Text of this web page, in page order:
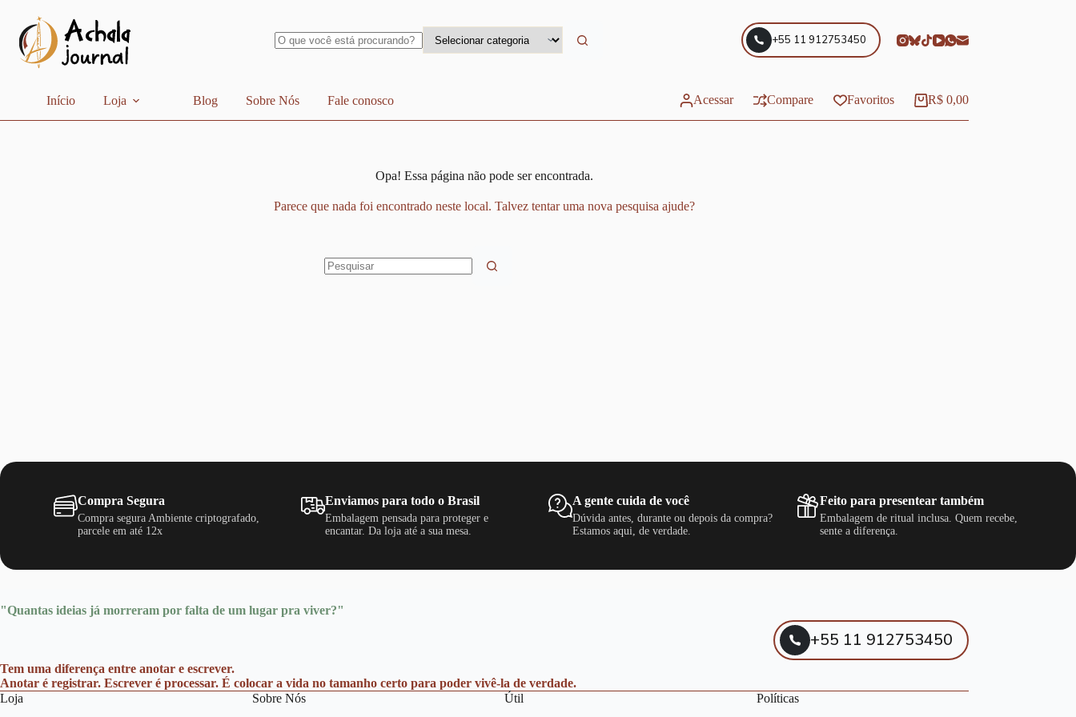
conteúdo
+55 11 912753450
Início Loja Blog Sobre Nós Fale conosco Acessar Compare Favoritos Carrinho
R$0,00
Opa! Essa página não pode ser encontrada.
Parece que nada foi encontrado neste local. Talvez tentar uma nova pesquisa ajude?
Compra Segura
Compra segura Ambiente criptografado,
parcele em até 12x
Enviamos para todo o Brasil
Embalagem pensada para proteger e
encantar. Da loja até a sua mesa.
A gente cuida de você
Dúvida antes, durante ou depois da compra?
Estamos aqui, de verdade.
Feito para presentear também
Embalagem de ritual inclusa. Quem recebe,
sente a diferença.
"Quantas ideias já morreram por falta de um lugar pra viver?"
Tem uma diferença entre anotar e escrever.
Anotar é registrar. Escrever é processar. É colocar a vida no tamanho certo para poder vivê-la de verdade.
+55 11 912753450
Loja Sobre Nós Útil Políticas